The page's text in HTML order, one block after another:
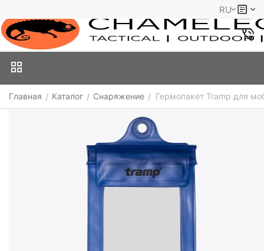
RU
Главная / Каталог / Снаряжение / Гермопакет Tramp для